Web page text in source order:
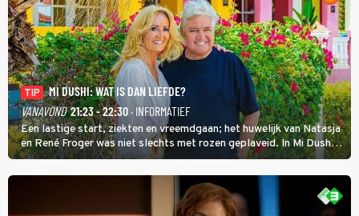
TIP
MI DUSHI: WAT IS DAN LIEFDE?
VANAVOND 21:23 - 22:30 · INFORMATIEF
Een lastige start, ziekten en vreemdgaan; het huwelijk van Natasja
en René Froger was niet slechts met rozen geplaveid. In Mi Dushi:
Wat Is Dan Liefde? neemt Wilfred Genee het showbizzkoppel mee
uit vissen om het over de liefde te hebben.